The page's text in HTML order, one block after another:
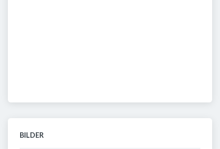
BILDER